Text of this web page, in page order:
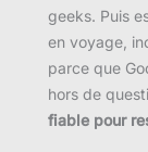
geeks. Puis
en voyage,
parce que
hors de
fiable pour